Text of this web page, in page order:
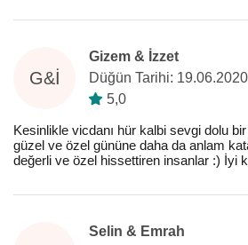
G&İ
Gizem & İzzet
Düğün Tarihi: 19.06.2020
5,0
Kesinlikle vicdanı hür kalbi sevgi dolu
güzel ve özel gününe daha da anlam
değerli ve özel hissettiren insanlar :) İyi
Selin & Emrah